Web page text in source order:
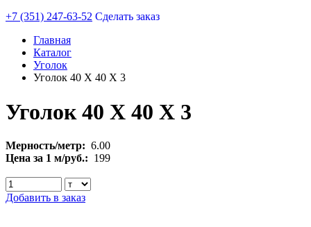
+7 (351) 247-63-52 Сделать заказ
Главная
Каталог
Уголок
Уголок 40 Х 40 Х 3
Уголок 40 Х 40 Х 3
Мерность/метр: 6.00
Цена за 1 м/руб.: 199
Добавить в заказ